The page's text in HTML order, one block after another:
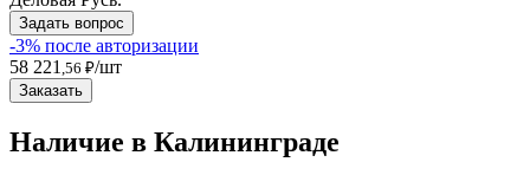
Задать вопрос
-3% после авторизации
58 221 ,56 ₽/шт
Заказать
Наличие в Калининградe